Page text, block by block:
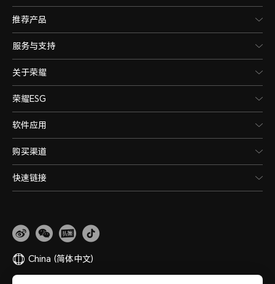
推荐产品
服务与支持
关于荣耀
荣耀ESG
软件应用
购买渠道
快速链接
China (简体中文)